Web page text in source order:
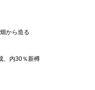
から造る
、内30％新樽